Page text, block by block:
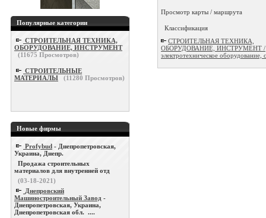
Популярные категории
СТРОИТЕЛЬНАЯ ТЕХНИКА,
ОБОРУДОВАНИЕ, ИНСТРУМЕНТ
(11675 Просмотров)
СТРОИТЕЛЬНЫЕ
МАТЕРИАЛЫ
(11280 Просмотров)
Новые фирмы
Profybud - Днепропетровская,
Украина, Днепр.
Продажа строительных
материалов для внутренней отд
(03-18-2021)
Днепровский
Машиностроительный Завод -
Днепропетровская, Украина,
Днепропетровская обл. ....
Просмотр карты / маршрута
Классификация
СТРОИТЕЛЬНАЯ ТЕХНИКА,
ОБОРУДОВАНИЕ, ИНСТРУМЕНТ /
электротехническое оборудование,